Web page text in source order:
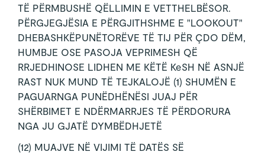
TË PËRMBUSHË QËLLIMIN E VETTHELBËSOR.
PËRGJEGJËSIA E PËRGJITHSHME E "LOOKOUT"
DHEBASHKËPUNËTORËVE TË TIJ PËR ÇDO DËM,
HUMBJE OSE PASOJA VEPRIMESH QË
RRJEDHINOSE LIDHEN ME KËTË KeSH NË ASNJË
RAST NUK MUND TË TEJKALOJË (1) SHUMËN E
PAGUARNGA PUNËDHËNËSI JUAJ PËR
SHËRBIMET E NDËRMARRJES TË PËRDORURA
NGA JU GJATË DYMBËDHJETË
(12) MUAJVE NË VIJIMI TË DATËS SË